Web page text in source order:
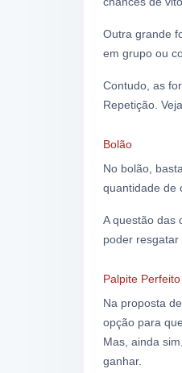
Outra grande
em grupo ou
Contudo, as
Repetição.
Bolão
No bolão,
quantidade de
A questão das
poder resgatar
Palpite Perfeito
Na proposta
opção para
Mas, ainda
ganhar.